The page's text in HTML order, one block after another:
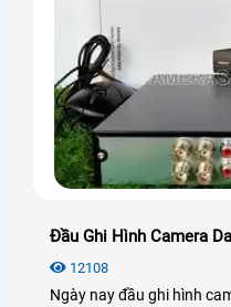
Đầu Ghi Hình Camera
12108
Ngày nay đầu ghi hình